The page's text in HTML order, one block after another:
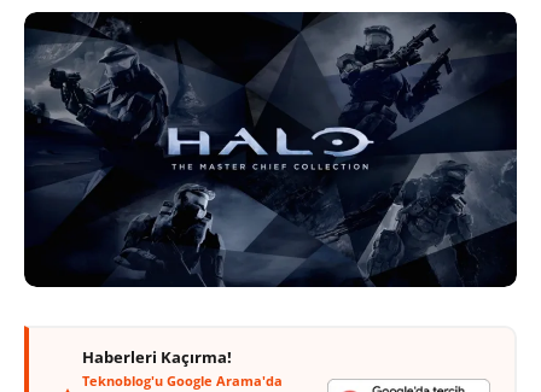
Haberleri Kaçırma!
Teknoblog'u Google Arama'da